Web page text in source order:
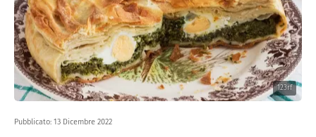
123rf
Pubblicato: 13 Dicembre 2022